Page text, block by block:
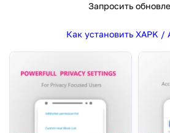
Запросить
Как установить XAPK /